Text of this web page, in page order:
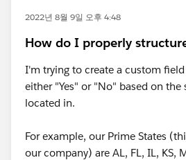
2022년 8월 9일 오후 4:48
How do I properly
I'm trying to create a custom
either "Yes" or "No" based on the
located in.
For example, our Prime States
our company) are AL, FL, IL, KS,